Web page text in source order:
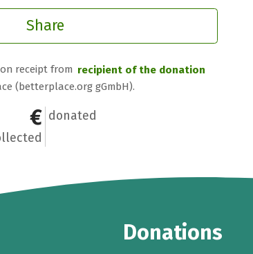
Share
receipt from recipient of the donation
(betterplace.org gGmbH).
€0
0
donated
Donations